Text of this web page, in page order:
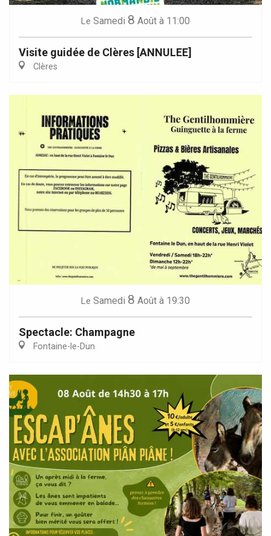
Le Samedi 8 Août à 11:00
Visite guidée de Clères [ANNULEE]
Clères
Le Samedi 8 Août à 19:30
Spectacle: Champagne
Fontaine-le-Dun